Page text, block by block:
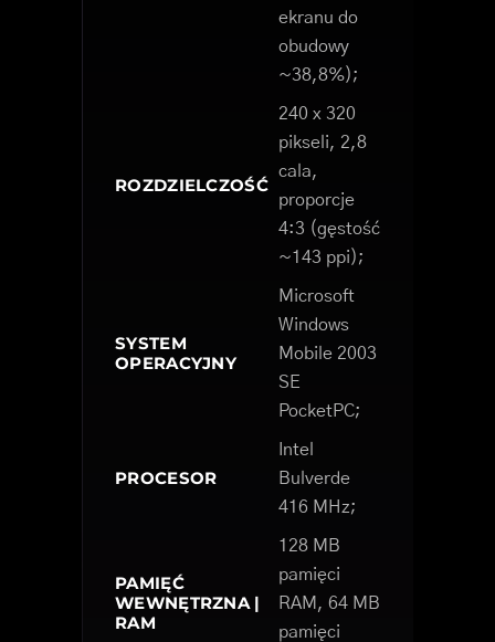
ekranu do
obudowy
~38,8%);
ROZDZIELCZOŚĆ
240 x 320
pikseli, 2,8
cala,
proporcje
4:3 (gęstość
~143 ppi);
SYSTEM
OPERACYJNY
Microsoft
Windows
Mobile 2003
SE
PocketPC;
PROCESOR
Intel
Bulverde
416 MHz;
PAMIĘĆ
WEWNĘTRZNA |
RAM
128 MB
pamięci
RAM, 64 MB
pamięci